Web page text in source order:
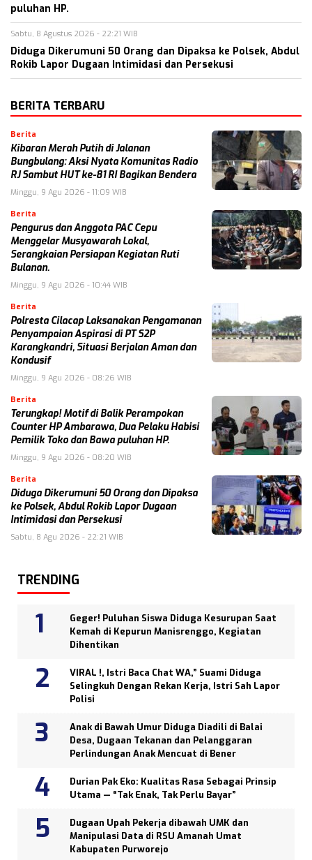
puluhan HP.
Sabtu, 8 Agustus 2026 - 22:21 WIB
Diduga Dikerumuni 50 Orang dan Dipaksa ke Polsek, Abdul
Rokib Lapor Dugaan Intimidasi dan Persekusi
BERITA TERBARU
Berita
Kibaran Merah Putih di Jalanan
Bungbulang: Aksi Nyata Komunitas Radio
RJ Sambut HUT ke-81 RI Bagikan Bendera
Minggu, 9 Agu 2026 - 11:09 WIB
Berita
Pengurus dan Anggota PAC Cepu
Menggelar Musyawarah Lokal,
Serangkaian Persiapan Kegiatan Ruti
Bulanan.
Minggu, 9 Agu 2026 - 10:44 WIB
Berita
Polresta Cilacap Laksanakan Pengamanan
Penyampaian Aspirasi di PT S2P
Karangkandri, Situasi Berjalan Aman dan
Kondusif
Minggu, 9 Agu 2026 - 08:26 WIB
Berita
Terungkap! Motif di Balik Perampokan
Counter HP Ambarawa, Dua Pelaku Habisi
Pemilik Toko dan Bawa puluhan HP.
Minggu, 9 Agu 2026 - 08:20 WIB
Berita
Diduga Dikerumuni 50 Orang dan Dipaksa
ke Polsek, Abdul Rokib Lapor Dugaan
Intimidasi dan Persekusi
Sabtu, 8 Agu 2026 - 22:21 WIB
TRENDING
Geger! Puluhan Siswa Diduga Kesurupan Saat
Kemah di Kepurun Manisrenggo, Kegiatan
Dihentikan
VIRAL !, Istri Baca Chat WA,” Suami Diduga
Selingkuh Dengan Rekan Kerja, Istri Sah Lapor
Polisi
Anak di Bawah Umur Diduga Diadili di Balai
Desa, Dugaan Tekanan dan Pelanggaran
Perlindungan Anak Mencuat di Bener
Durian Pak Eko: Kualitas Rasa Sebagai Prinsip
Utama — “Tak Enak, Tak Perlu Bayar”
Dugaan Upah Pekerja dibawah UMK dan
Manipulasi Data di RSU Amanah Umat
Kabupaten Purworejo